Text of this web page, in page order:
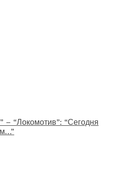
– “Локомотив”: “Сегодня